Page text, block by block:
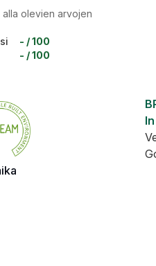
alla olevien arvojen
- / 100
- / 100